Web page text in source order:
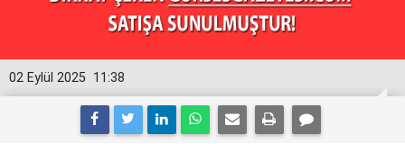
11:38
02 Eylül 2025